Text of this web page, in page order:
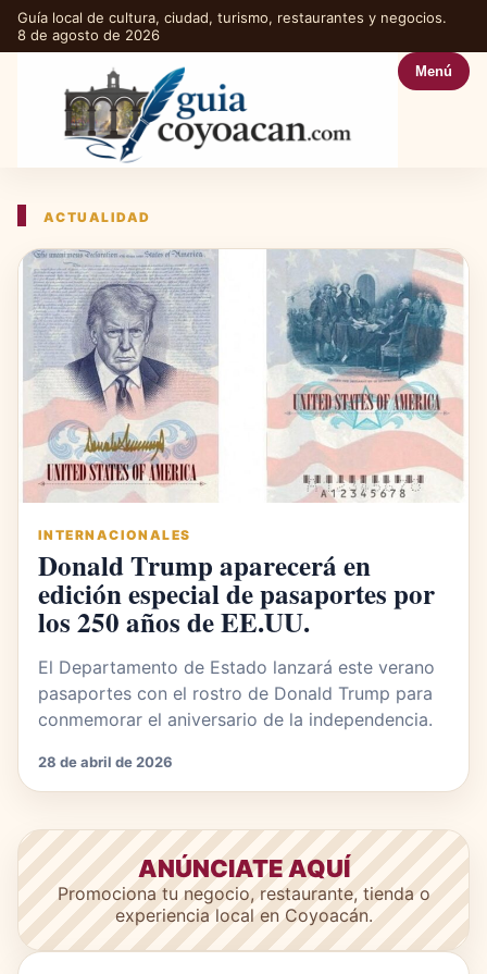
Guía local de cultura, ciudad, turismo, restaurantes y negocios.
8 de agosto de 2026
Menú
ACTUALIDAD
INTERNACIONALES
Donald Trump aparecerá en
edición especial de pasaportes por
los 250 años de EE.UU.
El Departamento de Estado lanzará este verano
pasaportes con el rostro de Donald Trump para
conmemorar el aniversario de la independencia.
28 de abril de 2026
ANÚNCIATE AQUÍ
Promociona tu negocio, restaurante, tienda o
experiencia local en Coyoacán.